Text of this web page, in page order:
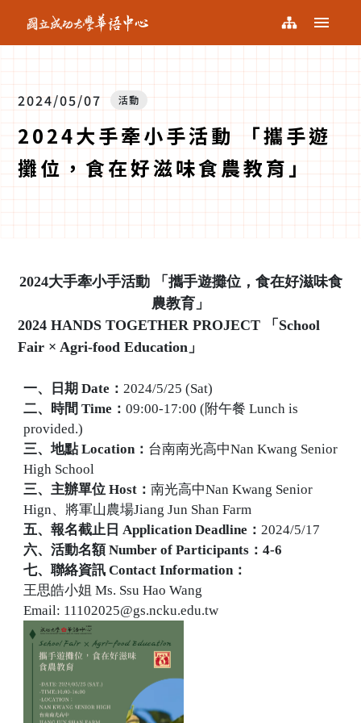
國
立
學
語
心
NCKU KCLC
選單
2024/05/07 活動
2024大手牽小手活動 「攜手遊
攤位，食在好滋味食農教育」
2024大手牽小手活動
「攜手遊攤位，食在好滋味食
農教育」
2024 HANDS TOGETHER PROJECT 「 School
Fair × Agri-food Education」
一、日期 Date ：2024/5/25 (Sat)
二、時間 Time ：09:00-17:00 (附午餐 Lunch is
provided.)
三、地點 Location： 台南南光高中Nan Kwang Senior
High School
三、主辦單位 Host ：南光高中Nan Kwang Senior
Hign、將軍山農場Jiang Jun Shan Farm
五、報名截止日 Application Deadline ：2024/5/17
六、活動名額Number of Participants：4-6
七、聯絡資訊 Contact Information：
王思皓小姐 Ms. Ssu Hao Wang
Email: 11102025@gs.ncku.edu.tw